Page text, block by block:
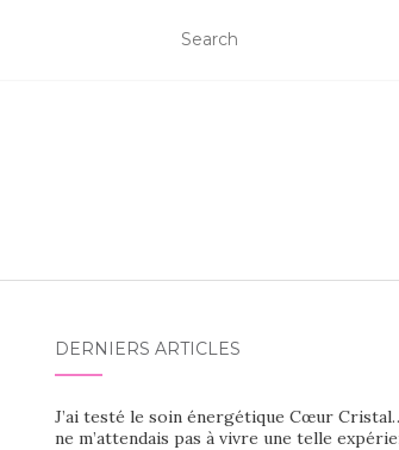
DERNIERS ARTICLES
J’ai testé le soin énergétique Cœur
ne m’attendais pas à vivre une telle